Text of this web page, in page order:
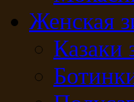
Женская
Казаки